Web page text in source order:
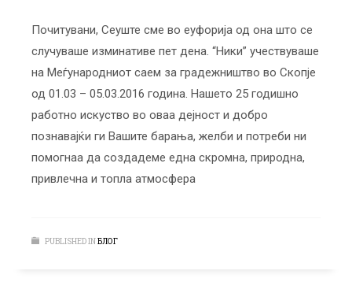
Почитувани, Сеуште сме во еуфорија од она што се
случуваше изминативе пет дена. “Ники” учествуваше
на Меѓународниот саем за градежништво во Скопје
од 01.03 – 05.03.2016 година. Нашето 25 годишно
работно искуство во оваа дејност и добро
познавајќи ги Вашите барања, желби и потреби ни
помогнаa да создадеме една скромна, природна,
привлечна и топла атмосфера
PUBLISHED INБЛОГ